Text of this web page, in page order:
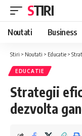
STIRI
Noutati Business
Stiri > Noutati > Educatie >
EDUCATIE
Strategii
dezvolta